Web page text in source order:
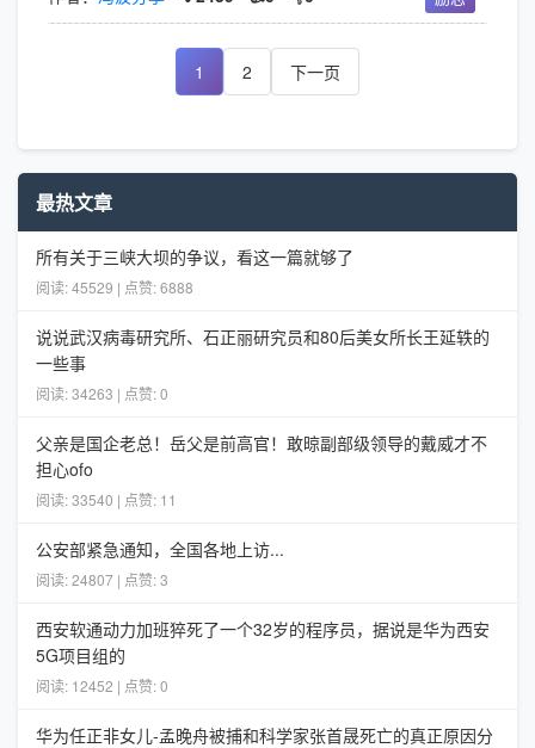
1 2 下一页
最热文章
所有关于三峡大坝的争议，看这一篇就够了
阅读: 45529 | 点赞: 6888
说说武汉病毒研究所、石正丽研究员和80后美女所长王延轶的
一些事
阅读: 34263 | 点赞: 0
父亲是国企老总！岳父是前高官！敢晾副部级领导的戴威才不
担心ofo
阅读: 33540 | 点赞: 11
公安部紧急通知，全国各地上访...
阅读: 24807 | 点赞: 3
西安软通动力加班猝死了一个32岁的程序员，据说是华为西安
5G项目组的
阅读: 12452 | 点赞: 0
华为任正非女儿-孟晚舟被捕和科学家张首晟死亡的真正原因分